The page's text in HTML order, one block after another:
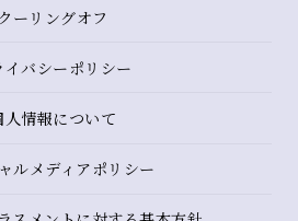
クーリングオフ
イバシーポリシー
人情報について
ルメディアポリシー